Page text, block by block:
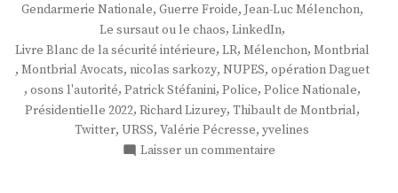
Gendarmerie Nationale, Guerre Froide, Jean-Luc Mélenchon,
Le sursaut ou le chaos, LinkedIn,
Livre Blanc de la sécurité intérieure, LR, Mélenchon, Montbrial
, Montbrial Avocats, nicolas sarkozy, NUPES, opération Daguet
, osons l'autorité, Patrick Stéfanini, Police, Police Nationale,
Présidentielle 2022, Richard Lizurey, Thibault de Montbrial,
Twitter, URSS, Valérie Pécresse, yvelines
Laisser un commentaire